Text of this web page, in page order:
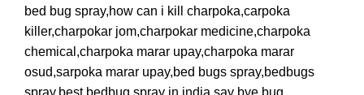
bed bug spray,how can i kill charpoka,carpoka
killer,charpokar jom,charpokar medicine,charpoka
chemical,charpoka marar upay,charpoka marar
osud,sarpoka marar upay,bed bugs spray,bedbugs